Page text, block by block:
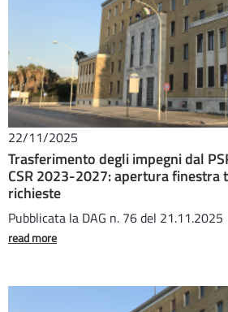
22/11/2025
Trasferimento degli impegni dal
CSR 2023-2027: apertura finestra
richieste
Pubblicata la DAG n. 76 del 21.11.2025
read more